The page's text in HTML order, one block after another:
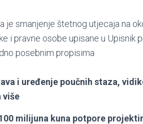
je smanjenje štetnog utjecaja na
i pravne osobe upisane u Upisnik
posebnim propisima
i uređenje poučnih staza,
više
milijuna kuna potpore